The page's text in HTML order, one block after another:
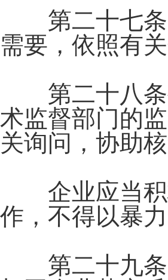
第二十七条
需要，依照有
第二十八条
术监督部门的
关询问，协助
企业应当积
作，不得以暴
第二十九条